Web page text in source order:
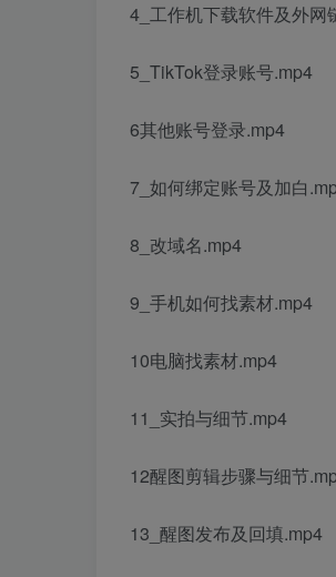
4_工作机下载软件及外网
5_TikTok登录账号.mp4
6其他账号登录.mp4
7_如何绑定账号及加白
8_改域名.mp4
9_手机如何找素材.mp4
10电脑找素材.mp4
11_实拍与细节.mp4
12醒图剪辑步骤与细节
13_醒图发布及回填.mp4